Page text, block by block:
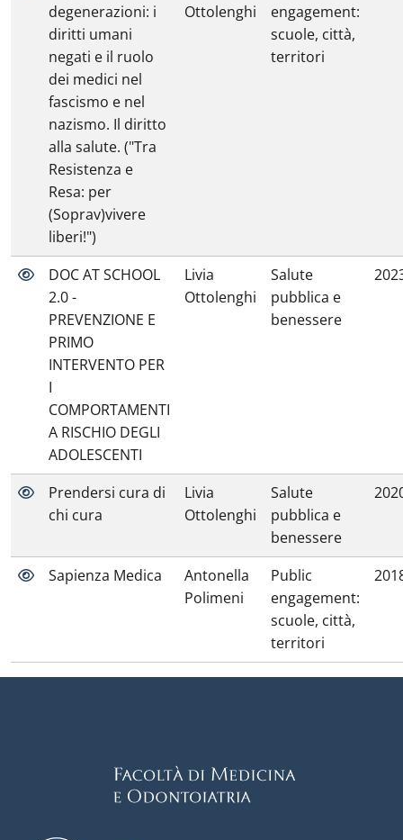
degenerazioni: i
diritti umani
negati e il ruolo
dei medici nel
fascismo e nel
nazismo. Il diritto
alla salute. ("Tra
Resistenza e
Resa: per
(Soprav)vivere
liberi!")
Ottolenghi
engagement:
scuole, città,
territori
DOC AT SCHOOL
2.0 -
PREVENZIONE E
PRIMO
INTERVENTO PER
I
COMPORTAMENTI
A RISCHIO DEGLI
ADOLESCENTI
Livia
Ottolenghi
Salute
pubblica e
benessere
Prendersi cura di
chi cura
Livia
Ottolenghi
Salute
pubblica e
benessere
Sapienza Medica
Antonella
Polimeni
Public
engagement:
scuole, città,
territori